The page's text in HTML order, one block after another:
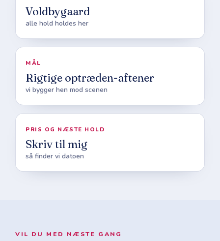
Voldbygaard
alle hold holdes her
MÅL
Rigtige optræden-aftener
vi bygger hen mod scenen
PRIS OG NÆSTE HOLD
Skriv til mig
så finder vi datoen
VIL DU MED NÆSTE GANG